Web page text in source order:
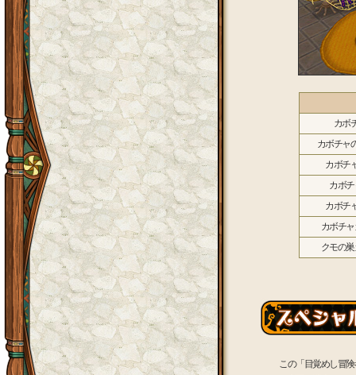
カボ
カボチャ
カボチ
カボ
カボチ
カボチ
クモの
この「目覚めし冒